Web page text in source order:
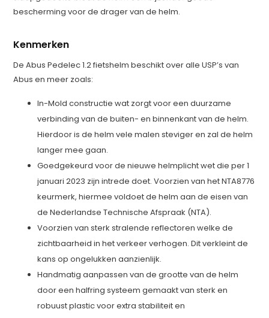
bescherming voor de drager van de helm.
Kenmerken
De Abus Pedelec 1.2 fietshelm beschikt over alle USP’s van
Abus en meer zoals:
In-Mold constructie wat zorgt voor een duurzame
verbinding van de buiten- en binnenkant van de helm.
Hierdoor is de helm vele malen steviger en zal de helm
langer mee gaan.
Goedgekeurd voor de nieuwe helmplicht wet die per 1
januari 2023 zijn intrede doet. Voorzien van het NTA8776
keurmerk, hiermee voldoet de helm aan de eisen van
de Nederlandse Technische Afspraak (NTA).
Voorzien van sterk stralende reflectoren welke de
zichtbaarheid in het verkeer verhogen. Dit verkleint de
kans op ongelukken aanzienlijk.
Handmatig aanpassen van de grootte van de helm
door een halfring systeem gemaakt van sterk en
robuust plastic voor extra stabiliteit en